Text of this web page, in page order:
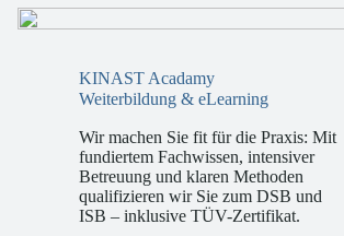
KINAST Acadamy
Wir machen Sie fit für die Praxis: Mit
fundiertem Fachwissen, intensiver
Betreuung und klaren Methoden
qualifizieren wir Sie zum DSB und